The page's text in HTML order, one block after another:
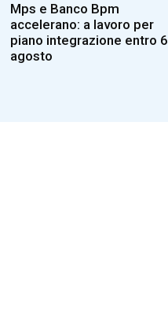
Mps e Banco Bpm
accelerano: a lavoro per
piano integrazione entro 6
agosto